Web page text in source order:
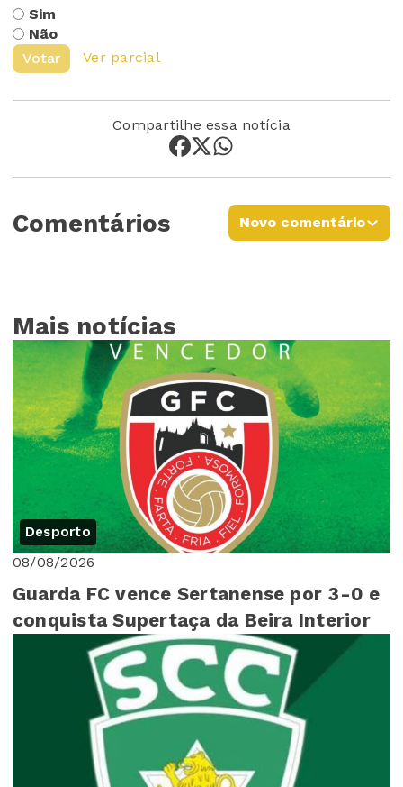
Sim
Não
Votar
Ver parcial
Compartilhe essa notícia
Comentários Novo comentário
Mais notícias
Desporto
08/08/2026
Guarda FC vence Sertanense por 3-0 e
conquista Supertaça da Beira Interior